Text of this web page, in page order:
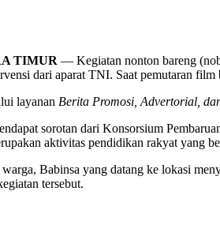
TIMUR — Kegiatan nonton bareng
dari aparat TNI. Saat pemutaran
layanan Berita Promosi, Advertorial,
sorotan dari Konsorsium
aktivitas pendidikan rakyat yang
Babinsa yang datang ke lokasi
tersebut.